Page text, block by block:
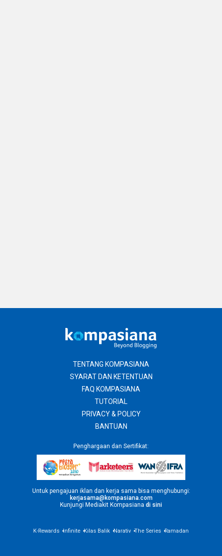
TENTANG KOMPASIANA
SYARAT DAN KETENTUAN
FAQ KOMPASIANA
TUTORIAL
PRIVACY & POLICY
BANTUAN
Penghargaan dan Sertifikat:
Untuk pengajuan iklan dan kerja sama bisa menghubungi:
kerjasama@kompasiana.com
Kunjungi Mediakit Kompasiana di sini
K-Rewards Infinite Kilas Balik Narativ The Series Ramadan